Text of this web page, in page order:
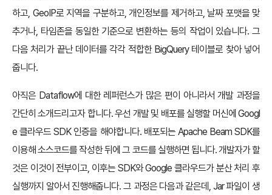
하고, GeoIP로 지역을 구분하고, 개인정보를 제거하고, 날짜 포맷을 맞
추거나, 타임존을 동일한 기준으로 변환하는 등의 작업이 있습니다. 그
다음 처리가 끝난 데이터를 각각 적합한 BigQuery 테이블로 찾아 넣어
줍니다.
아직은 Dataflow에 대한 레퍼런스가 많은 편이 아니라서 개발 과정을
간단히 소개드리고자 합니다. 우선 개발 및 배포를 실행할 머신에 Googl
e 클라우드 SDK 인증을 해야합니다. 배포되는 Apache Beam SDK를
이용해 소스코드를 작성한 뒤에 그 코드를 실행하면 됩니다. 개발자가 할
것은 이것이 전부이고, 이후는 SDK와 Google 클라우드가 분산 처리 후
실행까지 알아서 진행해줍니다. 그 과정은 다음과 같은데, Jar 파일이 생